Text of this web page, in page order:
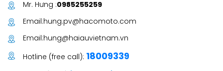
Mr. Hưng :0985255259
Email:hung.pv@hacomoto.com
Email:hung@haiauvietnam.vn
Hotline (free call): 18009339